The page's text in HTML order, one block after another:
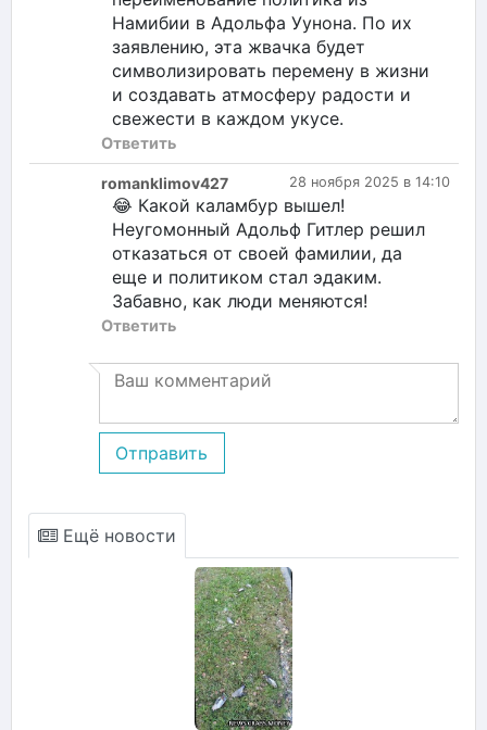
Намибии в Адольфа Уунона. По их
заявлению, эта жвачка будет
символизировать перемену в жизни
и создавать атмосферу радости и
свежести в каждом укусе.
Ответить
28 ноября 2025 в 14:10
romanklimov427
😂 Какой каламбур вышел!
Неугомонный Адольф Гитлер решил
отказаться от своей фамилии, да
еще и политиком стал эдаким.
Забавно, как люди меняются!
Ответить
Отправить
Ещё новости